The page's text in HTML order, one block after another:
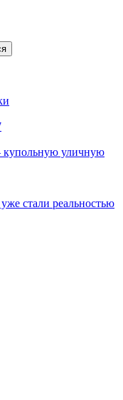
купольную уличную
стали реальностью